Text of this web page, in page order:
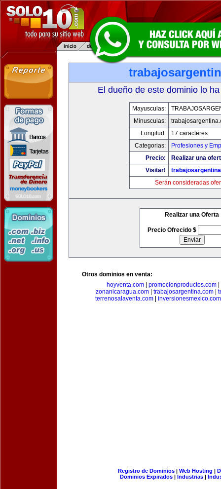
El dueño de este dominio lo
Mayusculas:
Minusculas:
Longitud:
17 caracteres
Categorias:
Profesiones y
Precio:
Realizar una
Visitar!
Serán consideradas
Realizar una Oferta
Precio Ofrecido $
Otros dominios en venta:
hoyventa.com| promocionproductos.com|
zonanicaragua.com
trabajosargentina.com
terrenosalaventa.com| inversionesmexico.com
Registro de Dominios| Web Hosting |
Dominios Expirados | Industrias |